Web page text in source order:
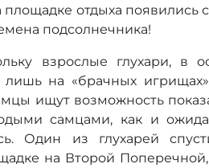
отдыха появились
подсолнечника!
взрослые глухари, в
лишь на «брачных
ищут возможность
самцами, как и
Один из глухарей
на Второй